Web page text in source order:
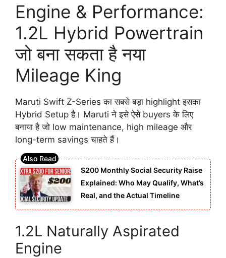
Engine & Performance:
1.2L Hybrid Powertrain
जो बना सकता है नया
Mileage King
Maruti Swift Z-Series का सबसे बड़ा highlight इसका
Hybrid Setup है। Maruti ने इसे ऐसे buyers के लिए
बनाया है जो low maintenance, high mileage और
long-term savings चाहते हैं।
$200 Monthly Social Security Raise
Explained: Who May Qualify, What’s
Real, and the Actual Timeline
1.2L Naturally Aspirated
Engine